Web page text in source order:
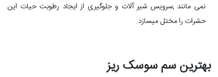
نمی مانند ,سرویس شیر آلات و جلوگیری از ایجاد رطوبت حیات این
حشرات را مختل میسازد.
بهترین سم سوسک ریز